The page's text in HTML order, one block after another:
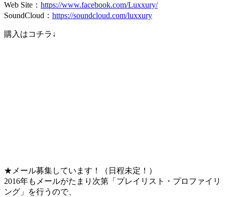
Web Site： https://www.facebook.com/Luxxury/
SoundCloud： https://soundcloud.com/luxxury
購入はコチラ↓
★メール募集しています！（日程未定！）
2016年もメールがたまり次第「プレイリスト・プロファイリ
ング」を行うので、